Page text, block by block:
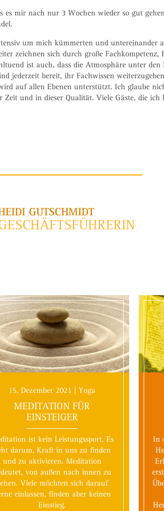
mir nach nur 3 Wochen wieder so gut
um mich kümmerten und untereinander
zeichnen sich durch große Fachkompetenz,
ist auch, dass die Atmosphäre unter
jederzeit bereit, ihr Fachwissen
auf allen Ebenen unterstützt. Ich glaube
und in dieser Qualität. Viele Gäste, die
GUTSCHMIDT
15. Dezember 2021 | Yoga
MEDITATION FÜR
EINSTEIGER
ist kein Leistungssport. Es
darum, Kraft in uns zu finden
und zu aktivieren. Meditation
von außen nach innen zu
Viele möchten sich darauf
einlassen, finden aber keinen
Einstieg.
In